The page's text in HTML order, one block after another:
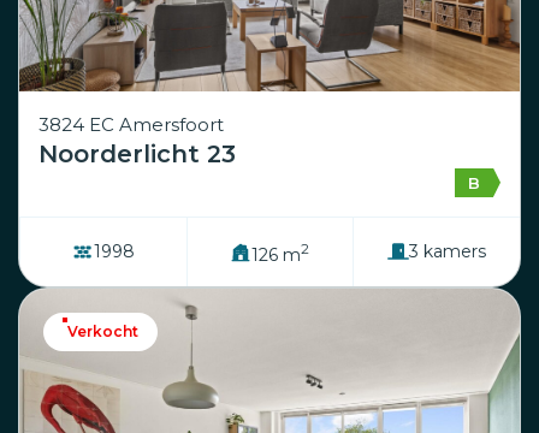
3824 EC Amersfoort
Noorderlicht 23
B
1998 126 m2 3 kamers
Verkocht